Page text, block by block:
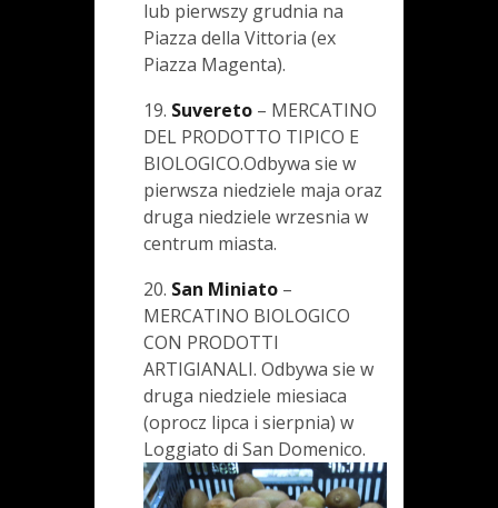
lub pierwszy grudnia na
Piazza della Vittoria (ex
Piazza Magenta).
19. Suvereto – MERCATINO
DEL PRODOTTO TIPICO E
BIOLOGICO.Odbywa sie w
pierwsza niedziele maja oraz
druga niedziele wrzesnia w
centrum miasta.
20. San Miniato –
MERCATINO BIOLOGICO
CON PRODOTTI
ARTIGIANALI. Odbywa sie w
druga niedziele miesiaca
(oprocz lipca i sierpnia) w
Loggiato di San Domenico.